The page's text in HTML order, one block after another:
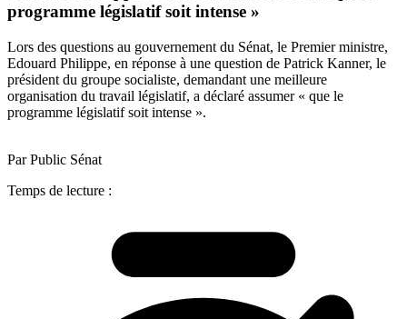
programme législatif soit intense »
Lors des questions au gouvernement du Sénat, le Premier ministre,
Edouard Philippe, en réponse à une question de Patrick Kanner, le
président du groupe socialiste, demandant une meilleure
organisation du travail législatif, a déclaré assumer « que le
programme législatif soit intense ».
Par Public Sénat
Temps de lecture :